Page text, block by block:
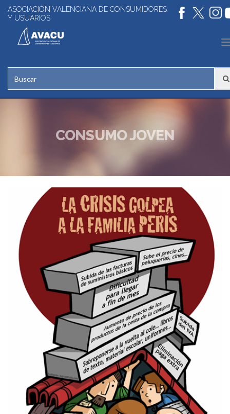
ASOCIACIÓN VALENCIANA DE CONSUMIDORES
Y USUARIOS
CONSUMO JOVEN